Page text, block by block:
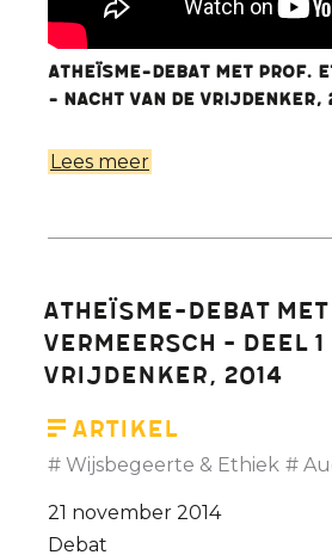
Atheïsme-debat met prof.
- Nacht van de Vrijdenker,
Lees meer
Etienne
Vermeersch
-
Deel
van
Atheïsme-debat
Vermeersch - Deel
Vrijdenker, 2014
Artikel
Wijsbegeerte & Ethiek
21 november 2014
Debat